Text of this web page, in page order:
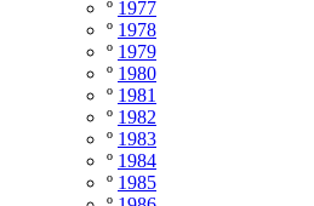
º 1977
º 1978
º 1979
º 1980
º 1981
º 1982
º 1983
º 1984
º 1985